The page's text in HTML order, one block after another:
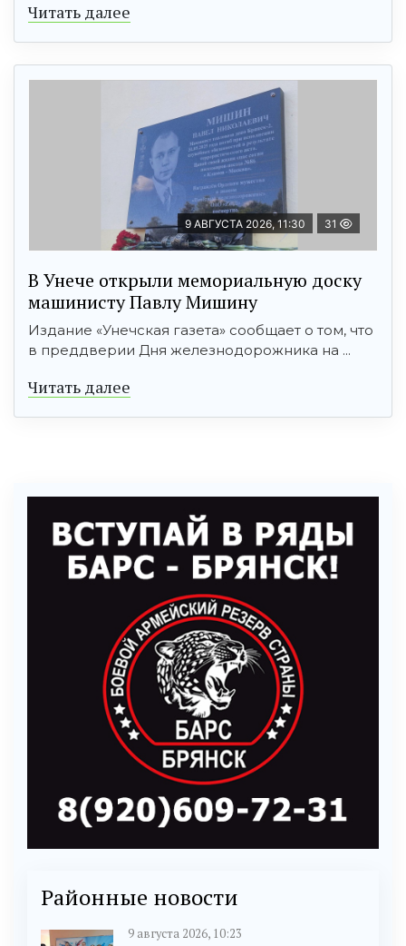
Читать далее
9 АВГУСТА 2026, 11:30 31
В Унече открыли мемориальную доску
машинисту Павлу Мишину
Издание «Унечская газета» сообщает о том, что
в преддверии Дня железнодорожника на ...
Читать далее
Районные новости
9 августа 2026, 10:23